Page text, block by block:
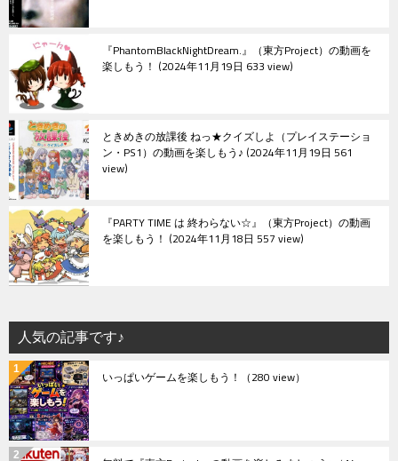
『PhantomBlackNightDream.』（東方Project）の動画を
楽しもう！ 2024年11月19日 633 view
ときめきの放課後 ねっ★クイズしよ（プレイステーショ
ン・PS1）の動画を楽しもう♪ 2024年11月19日 561
view
『PARTY TIME は 終わらない☆』（東方Project）の動画
を楽しもう！ 2024年11月18日 557 view
人気の記事です♪
いっぱいゲームを楽しもう！ （280 view）